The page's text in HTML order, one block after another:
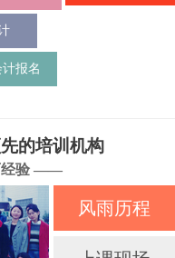
报名
的培训机构
经验 ——
风雨历程